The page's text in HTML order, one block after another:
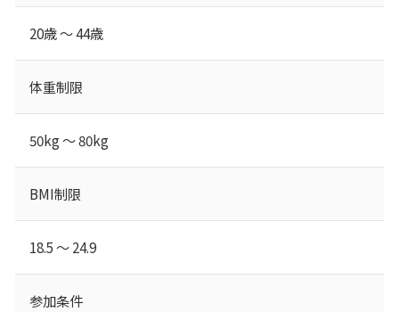
20歳 ～ 44歳
体重制限
50kg ～ 80kg
BMI制限
18.5 ～ 24.9
参加条件